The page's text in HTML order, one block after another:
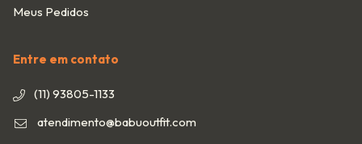
Meus Pedidos
Entre em contato
(11) 93805-1133
atendimento@babuoutfit.com